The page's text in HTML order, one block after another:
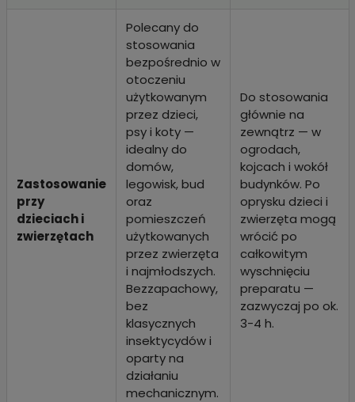
Zastosowanie
przy
dzieciach i
zwierzętach
Polecany do
stosowania
bezpośrednio w
otoczeniu
użytkowanym
przez dzieci,
psy i koty —
idealny do
domów,
legowisk, bud
oraz
pomieszczeń
użytkowanych
przez zwierzęta
i najmłodszych.
Bezzapachowy,
bez
klasycznych
insektycydów i
oparty na
działaniu
mechanicznym.
Do stosowania
głównie na
zewnątrz — w
ogrodach,
kojcach i wokół
budynków. Po
oprysku dzieci i
zwierzęta mogą
wrócić po
całkowitym
wyschnięciu
preparatu —
zazwyczaj po ok.
3-4 h.